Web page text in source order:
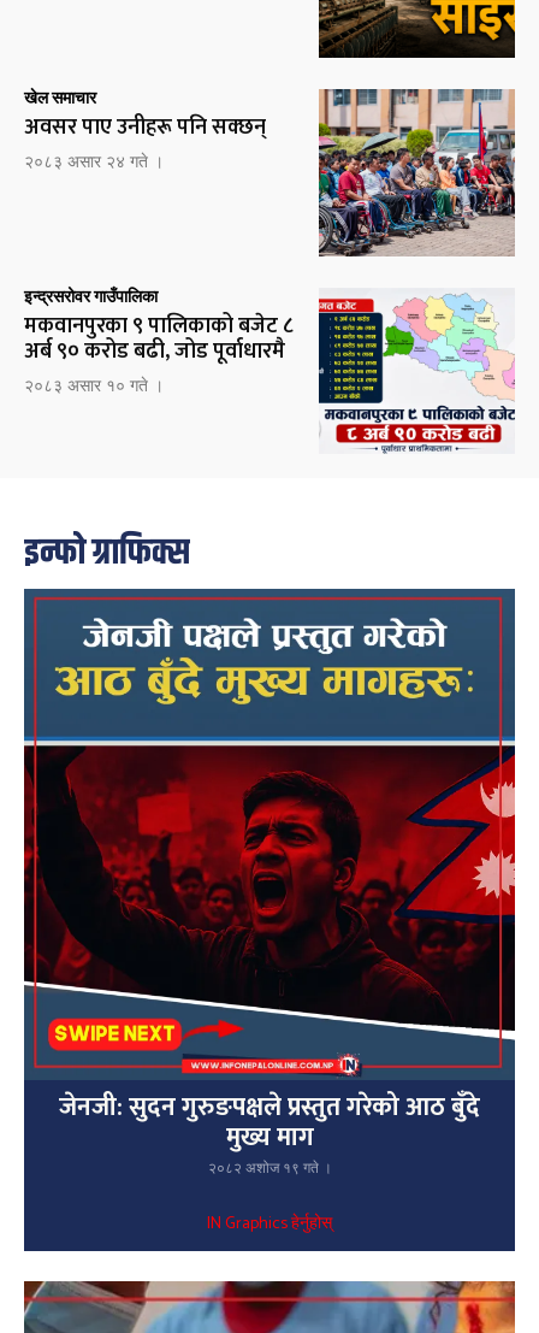
खेल समाचार
अवसर पाए उनीहरू पनि सक्छन्
२०८३ असार २४ गते ।
इन्द्रसरोवर गाउँपालिका
मकवानपुरका ९ पालिकाको बजेट ८
अर्ब ९० करोड बढी, जोड पूर्वाधारमै
२०८३ असार १० गते ।
इन्फो ग्राफिक्स
जेनजी: सुदन गुरुङपक्षले प्रस्तुत गरेको आठ बुँदे
मुख्य माग
२०८२ अशोज १९ गते ।
IN Graphics हेर्नुहोस्